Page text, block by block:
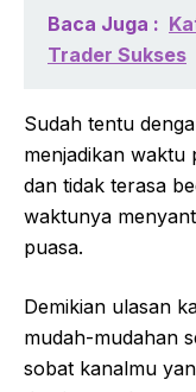
Baca Juga :
Trader Sukses
Sudah tentu
menjadikan waktu
dan tidak terasa
waktunya
puasa.
Demikian ulasan
mudah-mudahan
sobat kanalmu